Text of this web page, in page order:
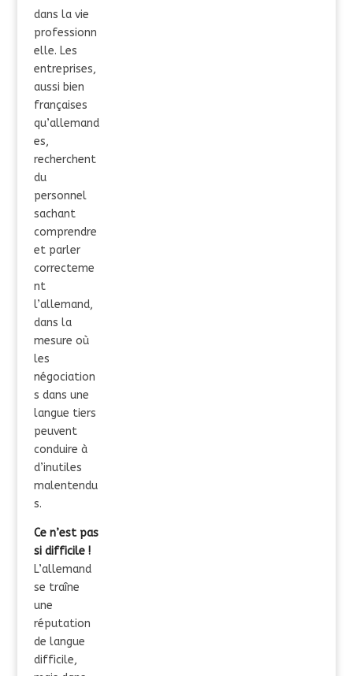
dans la vie
professionn
elle. Les
entreprises,
aussi bien
françaises
qu’allemand
es,
recherchent
du
personnel
sachant
comprendre
et parler
correcteme
nt
l’allemand,
dans la
mesure où
les
négociation
s dans une
langue tiers
peuvent
conduire à
d’inutiles
malentendu
s.
Ce n’est pas
si difficile !
L’allemand
se traîne
une
réputation
de langue
difficile,